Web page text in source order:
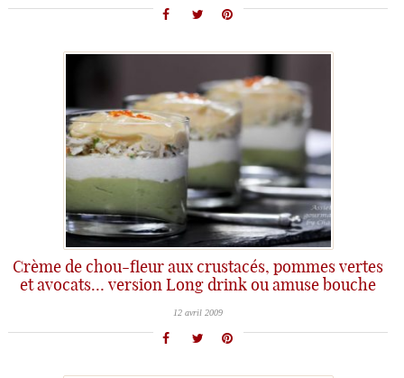
Crème de chou-fleur aux crustacés, pommes vertes
et avocats… version Long drink ou amuse bouche
12 avril 2009